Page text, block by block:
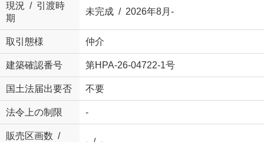
現況 / 引渡時
期
未完成 / 2026年8月-
取引態様 仲介
建築確認番号 第HPA-26-04722-1号
国土法届出要否 不要
法令上の制限 -
販売区画数 /